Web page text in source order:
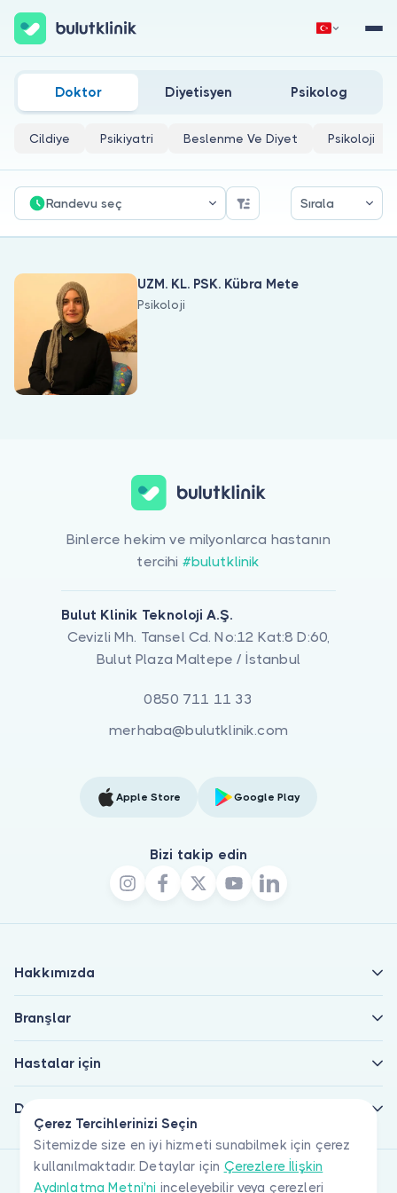
Hastalar için
Doktorlar için
Doktor musunuz?
Hemen Kaydol Giriş Yap
Çocuk İhmali (Fiziksel-Eğitsel-Duygusal-Eğitsel
Doktor Diyetisyen Psikolog
Cildiye Psikiyatri Beslenme Ve Diyet Psikoloji
Randevu seç Sırala
UZM. KL. PSK. Kübra Mete
Psikoloji
Çerez Tercihlerinizi Seçin
Sitemizde size en iyi hizmeti sunabilmek için çerez
kullanılmaktadır. Detaylar için Çerezlere İlişkin
Aydınlatma Metni'ni inceleyebilir veya çerezleri
Binlerce hekim ve milyonlarca hastanın
tercihi #bulutklinik
Bulut Klinik Teknoloji A.Ş.
Cevizli Mh. Tansel Cd. No:12 Kat:8 D:60,
Bulut Plaza Maltepe / İstanbul
0850 711 11 33
merhaba@bulutklinik.com
Apple Store Google Play
Bizi takip edin
Hakkımızda
Branşlar
Hastalar için
Doktorlar için